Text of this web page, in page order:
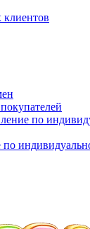
клиентов
по
по